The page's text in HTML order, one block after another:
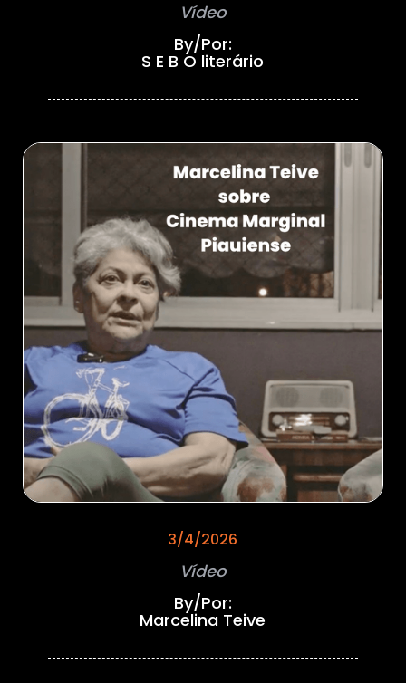
Vídeo
By/Por:
S E B O literário
3/4/2026
Vídeo
By/Por:
Marcelina Teive